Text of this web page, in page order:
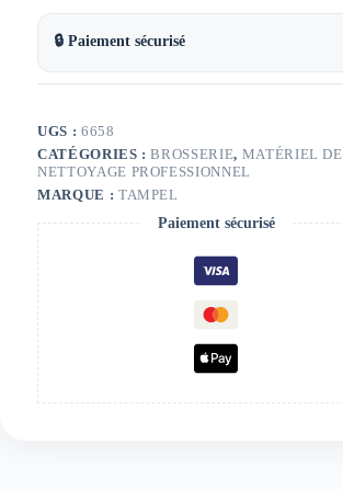
🔒 Paiement sécurisé
UGS : 6658
CATÉGORIES :BROSSERIE, MATÉRIEL DE
NETTOYAGE PROFESSIONNEL
MARQUE : TAMPEL
Paiement sécurisé